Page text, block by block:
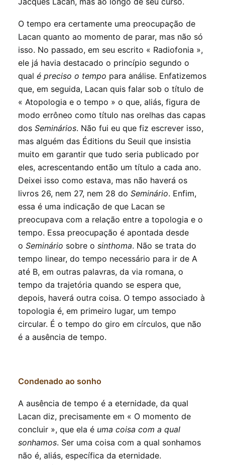
O tempo era certamente uma preocupação de
Lacan quanto ao momento de parar, mas não só
isso. No passado, em seu escrito « Radiofonia »,
ele já havia destacado o princípio segundo o
qual é preciso o tempo para análise. Enfatizemos
que, em seguida, Lacan quis falar sob o título de
« Atopologia e o tempo » o que, aliás, figura de
modo errôneo como título nas orelhas das capas
dos Seminários. Não fui eu que fiz escrever isso,
mas alguém das Éditions du Seuil que insistia
muito em garantir que tudo seria publicado por
eles, acrescentando então um título a cada ano.
Deixei isso como estava, mas não haverá os
livros 26, nem 27, nem 28 do Seminário. Enfim,
essa é uma indicação de que Lacan se
preocupava com a relação entre a topologia e o
tempo. Essa preocupação é apontada desde
o Seminário sobre o sinthoma. Não se trata do
tempo linear, do tempo necessário para ir de A
até B, em outras palavras, da via romana, o
tempo da trajetória quando se espera que,
depois, haverá outra coisa. O tempo associado à
topologia é, em primeiro lugar, um tempo
circular. É o tempo do giro em círculos, que não
é a ausência de tempo.
Condenado ao sonho
A ausência de tempo é a eternidade, da qual
Lacan diz, precisamente em « O momento de
concluir », que ela é uma coisa com a qual
sonhamos. Ser uma coisa com a qual sonhamos
não é, aliás, específica da eternidade.